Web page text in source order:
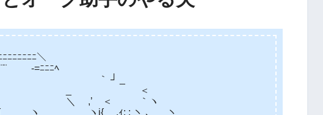
ﾆﾆ＼
ﾆﾆﾆﾍ
｀ ┘ _
_ ＜
,’ ＜ ｀ヽ
ｨ: : ヽ 、 ヽ